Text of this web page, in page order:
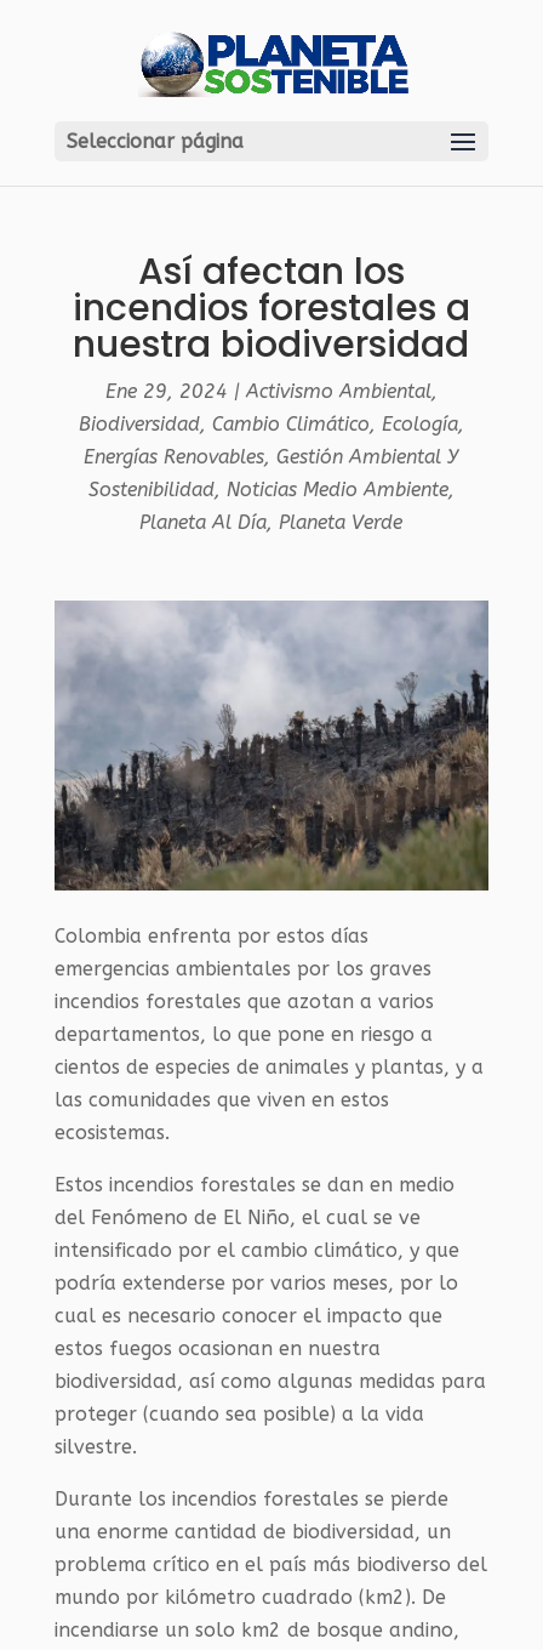
Seleccionar página
Así afectan los
incendios forestales a
nuestra biodiversidad
Ene 29, 2024 |Activismo Ambiental,
Biodiversidad, Cambio Climático, Ecología,
Energías Renovables,Gestión Ambiental Y
Sostenibilidad, Noticias Medio Ambiente,
Planeta Al Día,Planeta Verde
Colombia enfrenta por estos días
emergencias ambientales por los graves
incendios forestales que azotan a varios
departamentos, lo que pone en riesgo a
cientos de especies de animales y plantas, y a
las comunidades que viven en estos
ecosistemas.
Estos incendios forestales se dan en medio
del Fenómeno de El Niño, el cual se ve
intensificado por el cambio climático, y que
podría extenderse por varios meses, por lo
cual es necesario conocer el impacto que
estos fuegos ocasionan en nuestra
biodiversidad, así como algunas medidas para
proteger (cuando sea posible) a la vida
silvestre.
Durante los incendios forestales se pierde
una enorme cantidad de biodiversidad, un
problema crítico en el país más biodiverso del
mundo por kilómetro cuadrado (km2). De
incendiarse un solo km2 de bosque andino,